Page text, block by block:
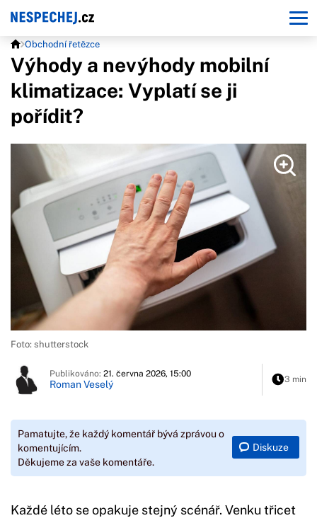
Obchodní řetězce
Výhody a nevýhody mobilní
klimatizace: Vyplatí se ji
pořídit?
Foto: shutterstock
Publikováno: 21. června 2026, 15:00
Roman Veselý 3 min
Pamatujte, že každý komentář bývá zprávou o
komentujícím.
Děkujeme za vaše komentáře.
Diskuze
Každé léto se opakuje stejný scénář. Venku třicet